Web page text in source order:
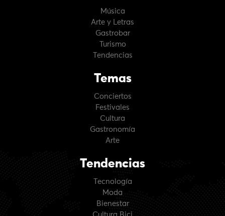
Música
Arte y Letras
Gastrobar
Turismo
Tendencias
Temas
Conciertos
Festivales
Cultura
Gastronomía
Arte
Tendencias
Tecnología
Moda
Bienestar